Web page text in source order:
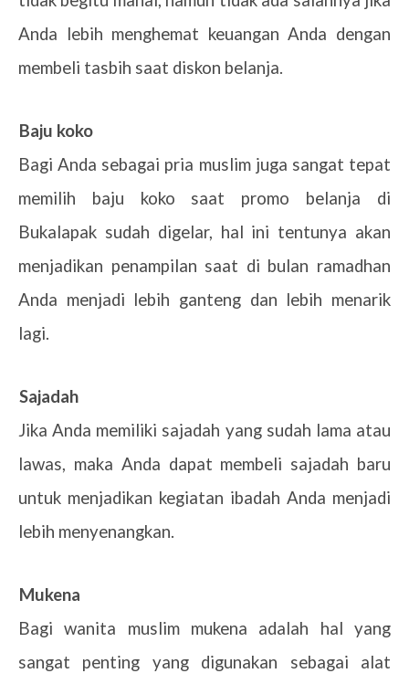
Anda lebih menghemat keuangan Anda dengan
membeli tasbih saat diskon belanja.
Baju koko
Bagi Anda sebagai pria muslim juga sangat tepat
memilih baju koko saat promo belanja di
Bukalapak sudah digelar, hal ini tentunya akan
menjadikan penampilan saat di bulan ramadhan
Anda menjadi lebih ganteng dan lebih menarik
lagi.
Sajadah
Jika Anda memiliki sajadah yang sudah lama atau
lawas, maka Anda dapat membeli sajadah baru
untuk menjadikan kegiatan ibadah Anda menjadi
lebih menyenangkan.
Mukena
Bagi wanita muslim mukena adalah hal yang
sangat penting yang digunakan sebagai alat